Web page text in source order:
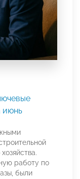
июнь
работу по
были